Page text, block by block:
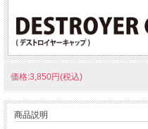
価格:3,850円(税込)
商品説明